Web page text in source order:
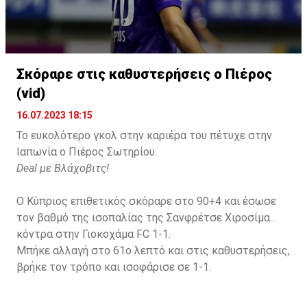
Σκόραρε στις καθυστερήσεις ο Πιέρος
(vid)
16.07.2023 18:15
Το ευκολότερο γκολ στην καριέρα του πέτυχε στην
Ιαπωνία ο Πιέρος Σωτηρίου.
Deal με Βλάχοβιτς!
Ο Κύπριος επιθετικός σκόραρε στο 90+4 και έσωσε
τον βαθμό της ισοπαλίας της Σανφρέτσε Χιροσίμα
κόντρα στην Γιοκοχάμα FC 1-1.
Μπήκε αλλαγή στο 61ο λεπτό και στις καθυστερήσεις,
βρήκε τον τρόπο και ισοφάρισε σε 1-1.